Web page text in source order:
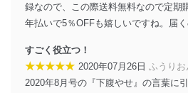
FAX：03-5459-7073
e-mail：cs@fujisan.co.jp
制定：2005年4月1日
株式会社富士山マガジンサービス
代表取締役会長 西野 伸一郎
録なので、この際送料無料なので定期
年払いで5％OFFも嬉しいですね。届
すごく役立つ！
★★★★★ 2020年07月26日 ふうりお
2020年8月号の『下腹やせ』の言葉に